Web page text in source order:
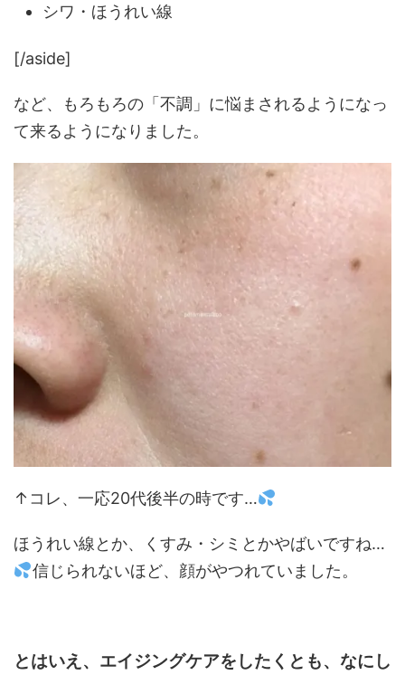
シワ・ほうれい線
[/aside]
など、もろもろの「不調」に悩まされるようになっ
て来るようになりました。
↑コレ、一応20代後半の時です…
ほうれい線とか、くすみ・シミとかやばいですね…
信じられないほど、顔がやつれていました。
とはいえ、エイジングケアをしたくとも、なにし